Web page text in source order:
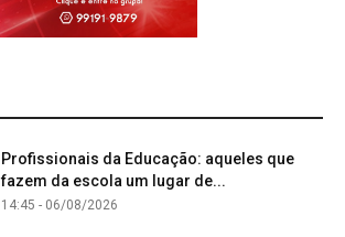
Profissionais da Educação: aqueles que
fazem da escola um lugar de...
14:45 - 06/08/2026